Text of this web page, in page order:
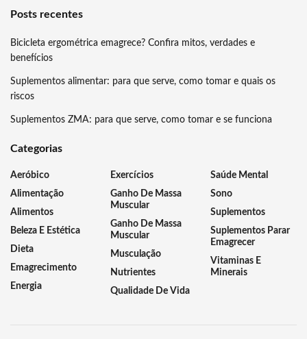
Posts recentes
Bicicleta ergométrica emagrece? Confira mitos, verdades e
benefícios
Suplementos alimentar: para que serve, como tomar e quais os
riscos
Suplementos ZMA: para que serve, como tomar e se funciona
Categorias
Aeróbico
Alimentação
Alimentos
Beleza E Estética
Dieta
Emagrecimento
Energia
Exercícios
Ganho De Massa
Muscular
Ganho De Massa
Muscular
Musculação
Nutrientes
Qualidade De Vida
Saúde Mental
Sono
Suplementos
Suplementos Parar
Emagrecer
Vitaminas E
Minerais